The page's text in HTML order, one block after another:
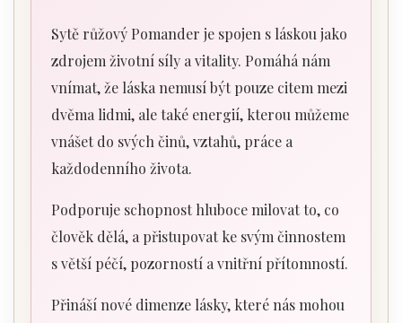
Sytě růžový Pomander je spojen s láskou jako
zdrojem životní síly a vitality. Pomáhá nám
vnímat, že láska nemusí být pouze citem mezi
dvěma lidmi, ale také energií, kterou můžeme
vnášet do svých činů, vztahů, práce a
každodenního života.
Podporuje schopnost hluboce milovat to, co
člověk dělá, a přistupovat ke svým činnostem
s větší péčí, pozorností a vnitřní přítomností.
Přináší nové dimenze lásky, které nás mohou